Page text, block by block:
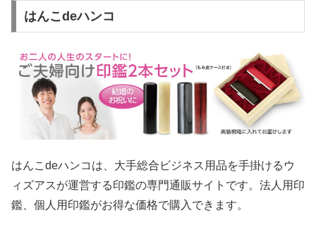
はんこdeハンコ
はんこdeハンコは、大手総合ビジネス用品を手掛けるウ
ィズアスが運営する印鑑の専門通販サイトです。法人用印
鑑、個人用印鑑がお得な価格で購入できます。